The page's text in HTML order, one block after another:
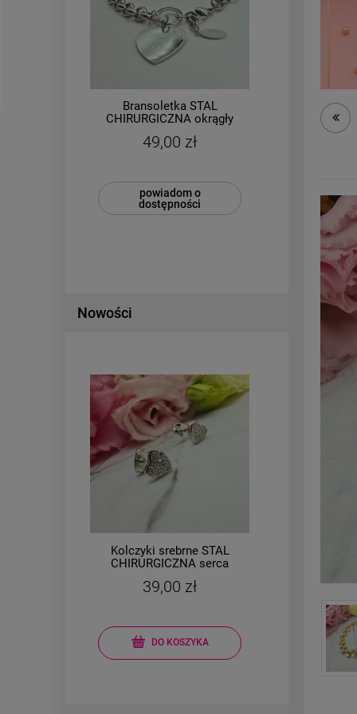
Bransoletka STAL
CHIRURGICZNA okrągły
srebrny kolor
49,00 zł
powiadom o
dostępności
Nowości
Kolczyki srebrne STAL
CHIRURGICZNA serca
39,00 zł
DO KOSZYKA